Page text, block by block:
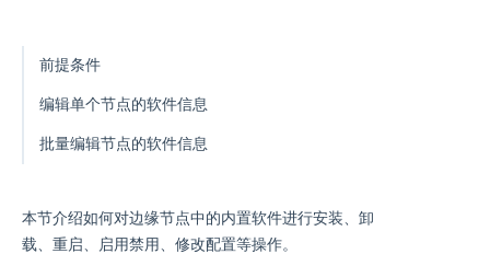
前提条件
编辑单个节点的软件信息
批量编辑节点的软件信息
本节介绍如何对边缘节点中的内置软件进行安装、卸
载、重启、启用禁用、修改配置等操作。